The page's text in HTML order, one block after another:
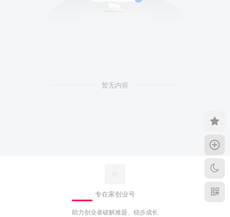
暂无内容
专在家创业号
助力创业者破解难题、稳步成长